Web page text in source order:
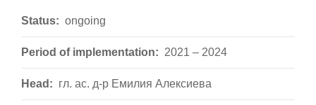
Status ongoing
Period of implementation 2021 – 2024
Head гл. ас. д-р Емилия Алексиева